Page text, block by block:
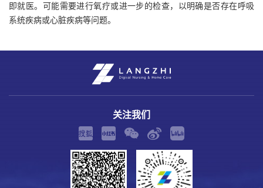
即就医。可能需要进行氧疗或进一步的检查，以明确是否存在呼吸
系统疾病或心脏疾病等问题。
关注我们